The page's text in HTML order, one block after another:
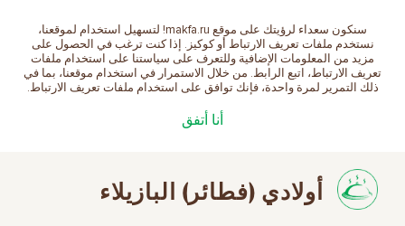
سنكون سعداء لرؤيتك على موقع makfa.ru! لتسهيل استخدام لموقعنا،
نستخدم ملفات تعريف الارتباط أو كوكيز. إذا كنت ترغب في الحصول على
مزيد من المعلومات الإضافية وللتعرف على سياستنا على استخدام ملفات
تعريف الارتباط، اتبع الرابط. من خلال الاستمرار في استخدام موقعنا، بما في
ذلك التمرير لمرة واحدة، فإنك توافق على استخدام ملفات تعريف الارتباط.
أنا أتفق
العربية
الوصفات
أولادي (فطائر) البازيلاء